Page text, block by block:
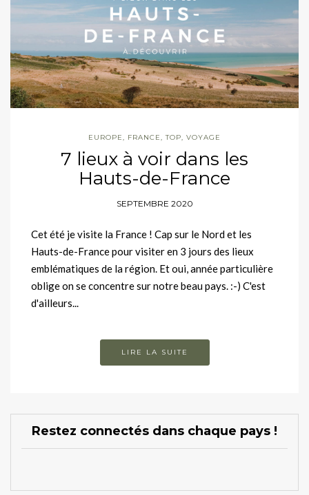
EUROPE FRANCE ,TOP VOYAGE
7 lieux à voir dans les
Hauts-de-France
SEPTEMBRE 2020
Cet été je visite la France ! Cap sur le Nord et les
Hauts-de-France pour visiter en 3 jours des lieux
emblématiques de la région. Et oui, année particulière
oblige on se concentre sur notre beau pays. :-) C'est
d'ailleurs...
LIRE LA SUITE
Restez connectés dans chaque pays !